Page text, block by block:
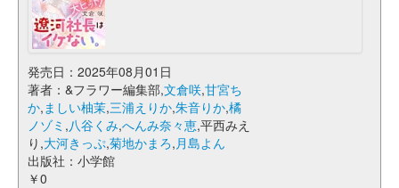
発売日：2025年08月01日
著者：&フラワー編集部,文倉咲,甘宮ち
か,ましい柚茉,三浦えりか,朱音りか,橘
ノゾミ ,八谷くみ,へんみ奈々恵,平西みえ
り,大河きっぷ,菊地かまろ,月島よん
出版社：小学館
￥0